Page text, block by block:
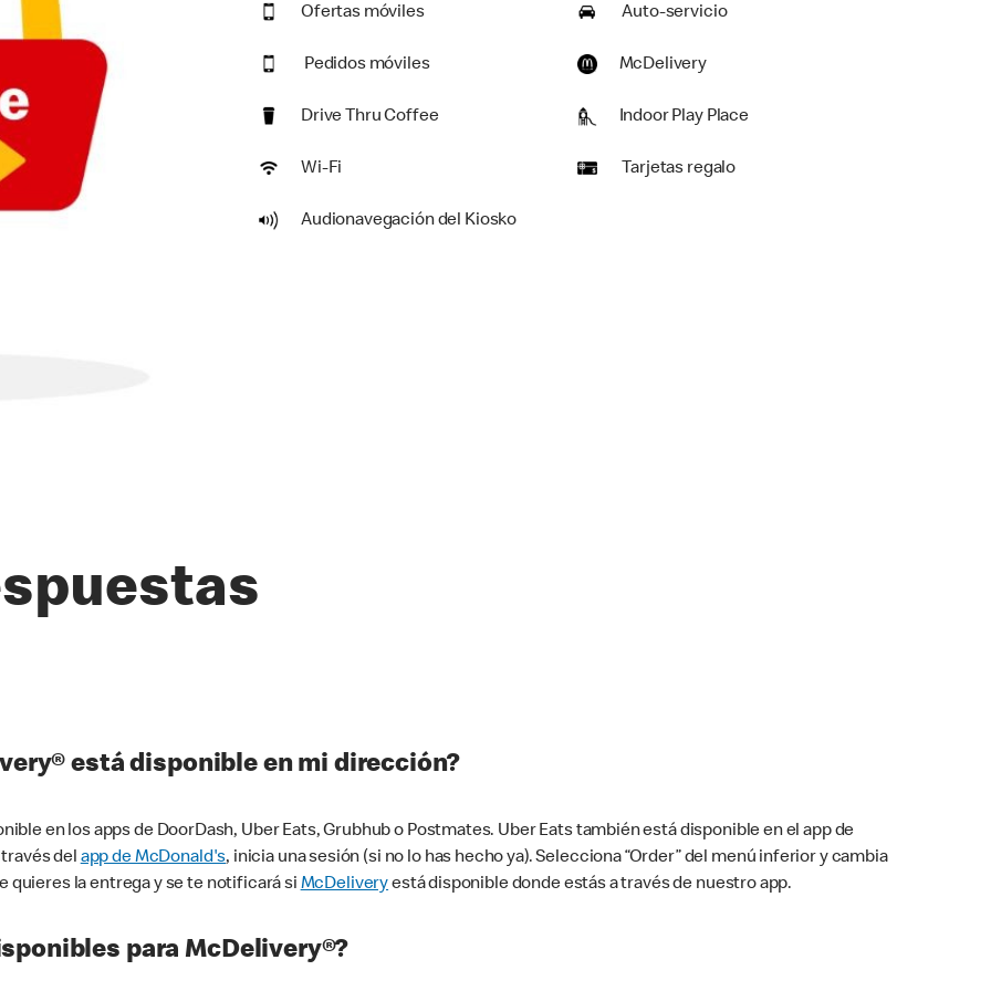
Ofertas móviles Auto-servicio
Pedidos móviles McDelivery
Drive Thru Coffee Indoor Play Place
Wi-Fi Tarjetas regalo
Audionavegación del Kiosko
está disponible en mi dirección?
en los apps de DoorDash, Uber Eats, Grubhub o Postmates. Uber Eats también está disponible en el app de
través del app de McDonald's, inicia una sesión (si no lo has hecho ya). Selecciona “Order” del menú inferior y cambia
quieres la entrega y se te notificará si McDeliveryestá disponible donde estás a través de nuestro app.
para McDelivery®?